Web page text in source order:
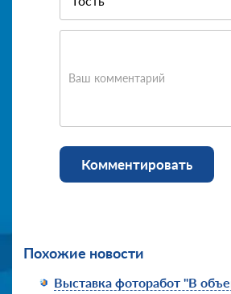
Ваш комментарий
Комментировать
Похожие новости
Выставка фоторабот "В